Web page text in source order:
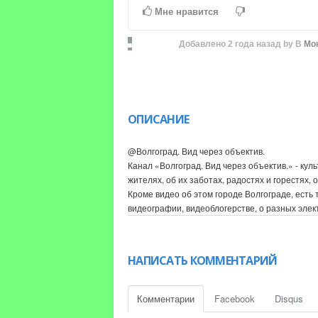
Мне нравится
Добавлено 2 года назадby В
ОПИСАНИЕ
@Волгоград. Вид через объектив.
Канал «Волгоград. Вид через объектив.» -
жителях, об их заботах, радостях и
Кроме видео об этом городе Волгограде,
видеографии, видеоблогерстве, о разных
прохождении различных современных
навороченный СУПЕР-комп, ценой 280 000
здесь каждый зритель найдёт себе
просмотров видео. Вы тоже можете
НАПИСАТЬ КОММЕНТАРИЙ
Комментарии Facebook Disqus